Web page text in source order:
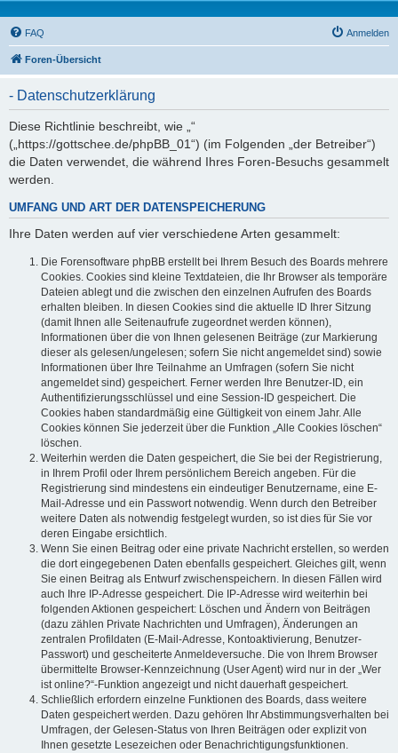
FAQ Anmelden
Foren-Übersicht
- Datenschutzerklärung
Diese Richtlinie beschreibt, wie „“
(„https://gottschee.de/phpBB_01“) (im Folgenden „der Betreiber“)
die Daten verwendet, die während Ihres Foren-Besuchs gesammelt
werden.
UMFANG UND ART DER DATENSPEICHERUNG
Ihre Daten werden auf vier verschiedene Arten gesammelt:
Die Forensoftware phpBB erstellt bei Ihrem Besuch des Boards mehrere
Cookies. Cookies sind kleine Textdateien, die Ihr Browser als temporäre
Dateien ablegt und die zwischen den einzelnen Aufrufen des Boards
erhalten bleiben. In diesen Cookies sind die aktuelle ID Ihrer Sitzung
(damit Ihnen alle Seitenaufrufe zugeordnet werden können),
Informationen über die von Ihnen gelesenen Beiträge (zur Markierung
dieser als gelesen/ungelesen; sofern Sie nicht angemeldet sind) sowie
Informationen über Ihre Teilnahme an Umfragen (sofern Sie nicht
angemeldet sind) gespeichert. Ferner werden Ihre Benutzer-ID, ein
Authentifizierungsschlüssel und eine Session-ID gespeichert. Die
Cookies haben standardmäßig eine Gültigkeit von einem Jahr. Alle
Cookies können Sie jederzeit über die Funktion „Alle Cookies löschen“
löschen.
Weiterhin werden die Daten gespeichert, die Sie bei der Registrierung,
in Ihrem Profil oder Ihrem persönlichem Bereich angeben. Für die
Registrierung sind mindestens ein eindeutiger Benutzername, eine E-
Mail-Adresse und ein Passwort notwendig. Wenn durch den Betreiber
weitere Daten als notwendig festgelegt wurden, so ist dies für Sie vor
deren Eingabe ersichtlich.
Wenn Sie einen Beitrag oder eine private Nachricht erstellen, so werden
die dort eingegebenen Daten ebenfalls gespeichert. Gleiches gilt, wenn
Sie einen Beitrag als Entwurf zwischenspeichern. In diesen Fällen wird
auch Ihre IP-Adresse gespeichert. Die IP-Adresse wird weiterhin bei
folgenden Aktionen gespeichert: Löschen und Ändern von Beiträgen
(dazu zählen Private Nachrichten und Umfragen), Änderungen an
zentralen Profildaten (E-Mail-Adresse, Kontoaktivierung, Benutzer-
Passwort) und gescheiterte Anmeldeversuche. Die von Ihrem Browser
übermittelte Browser-Kennzeichnung (User Agent) wird nur in der „Wer
ist online?“-Funktion angezeigt und nicht dauerhaft gespeichert.
Schließlich erfordern einzelne Funktionen des Boards, dass weitere
Daten gespeichert werden. Dazu gehören Ihr Abstimmungsverhalten bei
Umfragen, der Gelesen-Status von Ihren Beiträgen oder explizit von
Ihnen gesetzte Lesezeichen oder Benachrichtigungsfunktionen.